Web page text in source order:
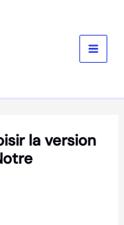
la version